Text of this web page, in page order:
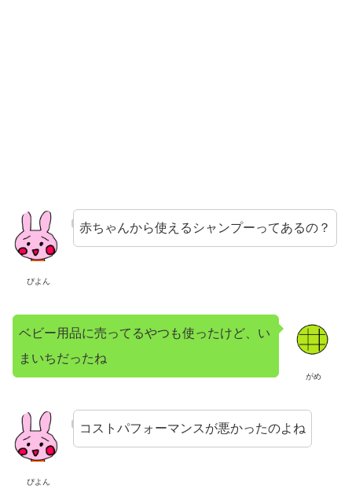
ぴよん
赤ちゃんから使えるシャンプーってあるの？
がめ
ベビー用品に売ってるやつも使ったけど、い
まいちだったね
ぴよん
コストパフォーマンスが悪かったのよね